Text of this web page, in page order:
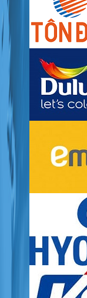
7. CÂN SỨC KHỎE
8. MÁY IN (Printer)
9. BẢNG LED
10. QUẢ CHUẨN
MÁY TÁCH MÀU
TIN TỨC
LIÊN HỆ